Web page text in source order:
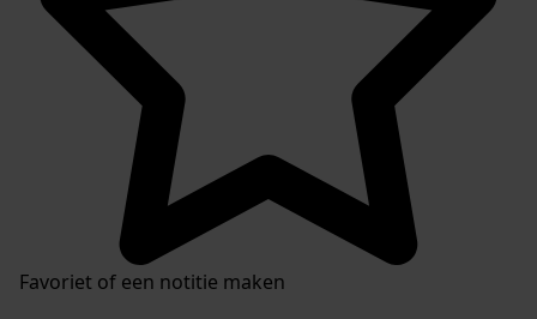
Favoriet of een notitie maken